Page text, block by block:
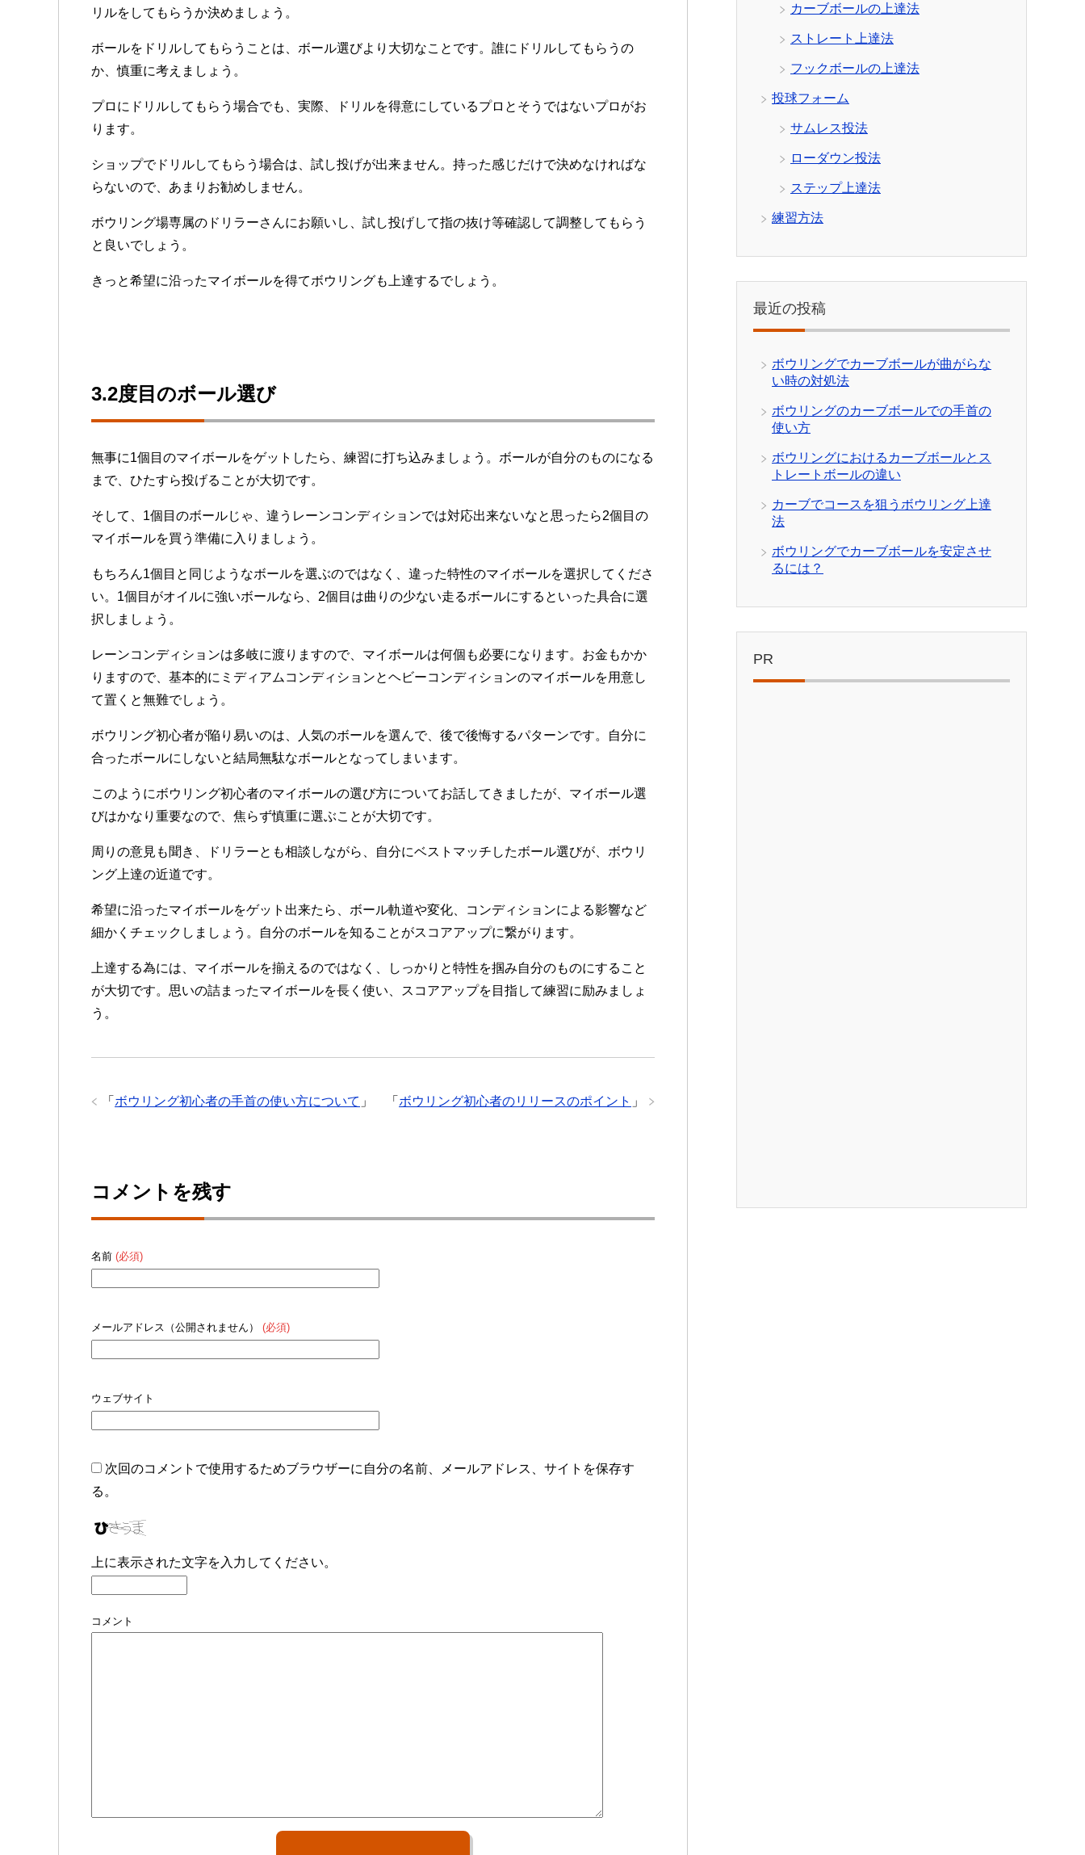
リルをしてもらうか決めましょう。
ボールをドリルしてもらうことは、ボール選びより大切なことです。誰にドリルしてもらうの
か、慎重に考えましょう。
プロにドリルしてもらう場合でも、実際、ドリルを得意にしているプロとそうではないプロがお
ります。
ショップでドリルしてもらう場合は、試し投げが出来ません。持った感じだけで決めなければな
らないので、あまりお勧めしません。
ボウリング場専属のドリラーさんにお願いし、試し投げして指の抜け等確認して調整してもらう
と良いでしょう。
きっと希望に沿ったマイボールを得てボウリングも上達するでしょう。
3.2度目のボール選び
無事に1個目のマイボールをゲットしたら、練習に打ち込みましょう。ボールが自分のものになる
まで、ひたすら投げることが大切です。
そして、1個目のボールじゃ、違うレーンコンディションでは対応出来ないなと思ったら2個目の
マイボールを買う準備に入りましょう。
もちろん1個目と同じようなボールを選ぶのではなく、違った特性のマイボールを選択してくださ
い。1個目がオイルに強いボールなら、2個目は曲りの少ない走るボールにするといった具合に選
択しましょう。
レーンコンディションは多岐に渡りますので、マイボールは何個も必要になります。お金もかか
りますので、基本的にミディアムコンディションとヘビーコンディションのマイボールを用意し
て置くと無難でしょう。
ボウリング初心者が陥り易いのは、人気のボールを選んで、後で後悔するパターンです。自分に
合ったボールにしないと結局無駄なボールとなってしまいます。
このようにボウリング初心者のマイボールの選び方についてお話してきましたが、マイボール選
びはかなり重要なので、焦らず慎重に選ぶことが大切です。
周りの意見も聞き、ドリラーとも相談しながら、自分にベストマッチしたボール選びが、ボウリ
ング上達の近道です。
希望に沿ったマイボールをゲット出来たら、ボール軌道や変化、コンディションによる影響など
細かくチェックしましょう。自分のボールを知ることがスコアアップに繋がります。
上達する為には、マイボールを揃えるのではなく、しっかりと特性を掴み自分のものにすること
が大切です。思いの詰まったマイボールを長く使い、スコアアップを目指して練習に励みましょ
う。
「 ボウリング初心者のリリースのポイント 」
「 ボウリング初心者の手首の使い方について 」
コメントを残す
名前 (必須)
メールアドレス（公開されません） (必須)
ウェブサイト
次回のコメントで使用するためブラウザーに自分の名前、メールアドレス、サイトを保存す
る。
上に表示された文字を入力してください。
コメント
カーブボールの上達法
ストレート上達法
フックボールの上達法
投球フォーム
サムレス投法
ローダウン投法
ステップ上達法
練習方法
最近の投稿
ボウリングでカーブボールが曲がらな
い時の対処法
ボウリングのカーブボールでの手首の
使い方
ボウリングにおけるカーブボールとス
トレートボールの違い
カーブでコースを狙うボウリング上達
法
ボウリングでカーブボールを安定させ
るには？
PR